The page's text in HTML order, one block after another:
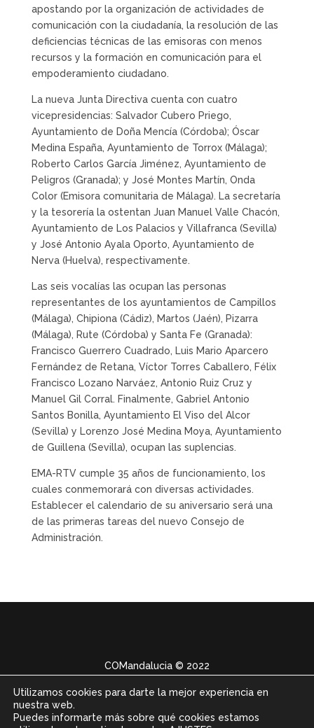
apostando por la organización de actividades de
comunicación con la ciudadanía, la resolución de las
deficiencias técnicas de las emisoras con menos
recursos y la formación en comunicación para el
empoderamiento ciudadano.
La nueva Junta Directiva cuenta con cuatro
vicepresidencias: Salvador Cubero Priego,
Ayuntamiento de Doña Mencía (Córdoba); Óscar
Medina España, Ayuntamiento de Torrox (Málaga);
Roberto Carlos García Jiménez, Ayuntamiento de
Peligros (Granada); y José Montes Martín, Onda
Color (Emisora comunitaria de Málaga). La secretaría
y la tesorería la ostentan Juan Manuel Valle Chacón,
Ayuntamiento de Los Palacios y Villafranca (Sevilla)
y José Antonio Ayala Oporto, Ayuntamiento de
Nerva (Huelva), respectivamente.
Las seis vocalías las ocupan las personas
representantes de los ayuntamientos de Campillos
(Málaga), Chipiona (Cádiz), Martos (Jaén), Pizarra
(Málaga), Rute (Córdoba) y Santa Fe (Granada):
Francisco Guerrero Cuadrado, Luis Mario Aparcero
Fernández de Retana, Víctor Torres Caballero, Félix
Francisco Lozano Narváez, Antonio Ruiz Cruz y
Manuel Gil Corral. Finalmente, Gabriel Antonio
Santos Bonilla, Ayuntamiento El Viso del Alcor
(Sevilla) y Lorenzo José Medina Moya, Ayuntamiento
de Guillena (Sevilla), ocupan las suplencias.
EMA-RTV cumple 35 años de funcionamiento, los
cuales conmemorará con diversas actividades.
Establecer el calendario de su aniversario será una
de las primeras tareas del nuevo Consejo de
Administración.
COMandalucia © 2022
Utilizamos cookies para darte la mejor experiencia en
nuestra web.
Puedes informarte más sobre qué cookies estamos